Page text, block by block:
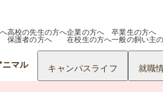
高校の先生の方へ
保護者の方へ
企業の方へ
在校生の方へ
卒業生の方へ
一般の飼い主
ニマル キャンパスライフ 就職